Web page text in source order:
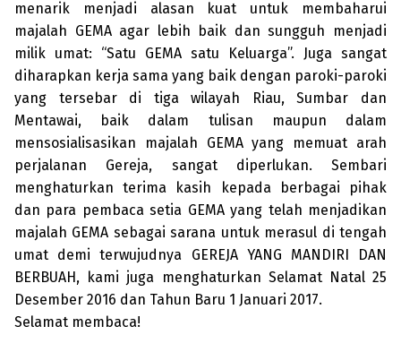
menarik menjadi alasan kuat untuk membaharui
majalah GEMA agar lebih baik dan sungguh menjadi
milik umat: “Satu GEMA satu Keluarga”. Juga sangat
diharapkan kerja sama yang baik dengan paroki-paroki
yang tersebar di tiga wilayah Riau, Sumbar dan
Mentawai, baik dalam tulisan maupun dalam
mensosialisasikan majalah GEMA yang memuat arah
perjalanan Gereja, sangat diperlukan. Sembari
menghaturkan terima kasih kepada berbagai pihak
dan para pembaca setia GEMA yang telah menjadikan
majalah GEMA sebagai sarana untuk merasul di tengah
umat demi terwujudnya GEREJA YANG MANDIRI DAN
BERBUAH, kami juga menghaturkan Selamat Natal 25
Desember 2016 dan Tahun Baru 1 Januari 2017.
Selamat membaca!